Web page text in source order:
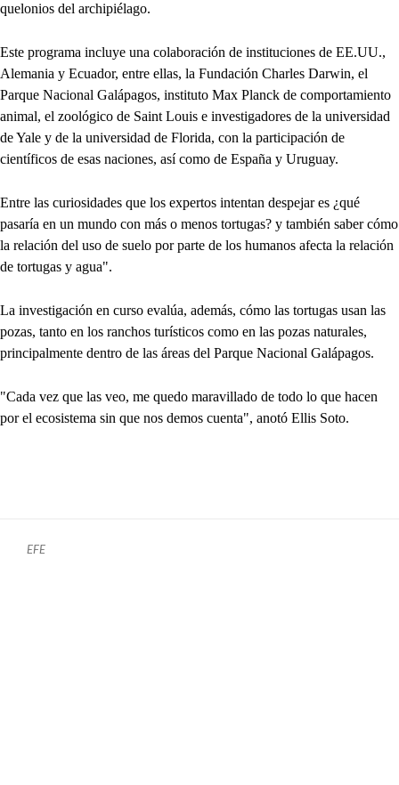
quelonios del archipiélago.
Este programa incluye una colaboración de instituciones de EE.UU.,
Alemania y Ecuador, entre ellas, la Fundación Charles Darwin, el
Parque Nacional Galápagos, instituto Max Planck de comportamiento
animal, el zoológico de Saint Louis e investigadores de la universidad
de Yale y de la universidad de Florida, con la participación de
científicos de esas naciones, así como de España y Uruguay.
Entre las curiosidades que los expertos intentan despejar es ¿qué
pasaría en un mundo con más o menos tortugas? y también saber cómo
la relación del uso de suelo por parte de los humanos afecta la relación
de tortugas y agua".
La investigación en curso evalúa, además, cómo las tortugas usan las
pozas, tanto en los ranchos turísticos como en las pozas naturales,
principalmente dentro de las áreas del Parque Nacional Galápagos.
"Cada vez que las veo, me quedo maravillado de todo lo que hacen
por el ecosistema sin que nos demos cuenta", anotó Ellis Soto.
EFE